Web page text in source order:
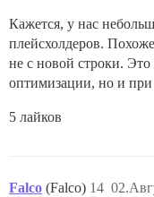
Кажется, у нас
плейсхолдеров.
не с новой строки. Это
оптимизации, но и
5 лайков
Falco (Falco) 14